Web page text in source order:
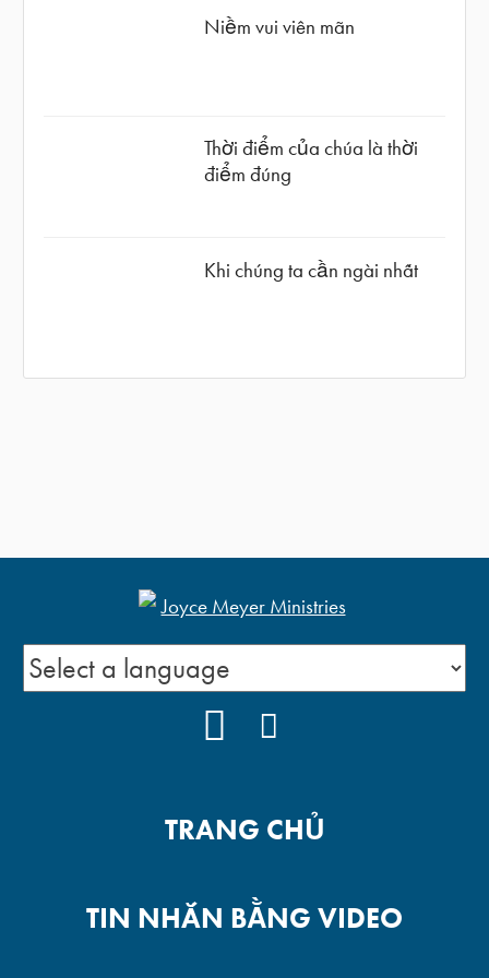
Niềm vui viên mãn
Thời điểm của chúa là thời
điểm đúng
Khi chúng ta cần ngài nhất
YOUTUBE
TRANG CHỦ
TIN NHẮN BẰNG VIDEO